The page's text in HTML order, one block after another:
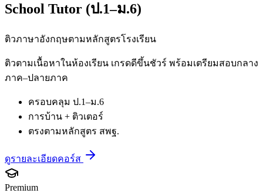
School Tutor (ป.1–ม.6)
ติวภาษาอังกฤษตามหลักสูตรโรงเรียน
ติวตามเนื้อหาในห้องเรียน เกรดดีขึ้นชัวร์ พร้อมเตรียมสอบกลาง
ภาค–ปลายภาค
ครอบคลุม ป.1–ม.6
การบ้าน + ติวเตอร์
ตรงตามหลักสูตร สพฐ.
ดูรายละเอียดคอร์ส
Premium